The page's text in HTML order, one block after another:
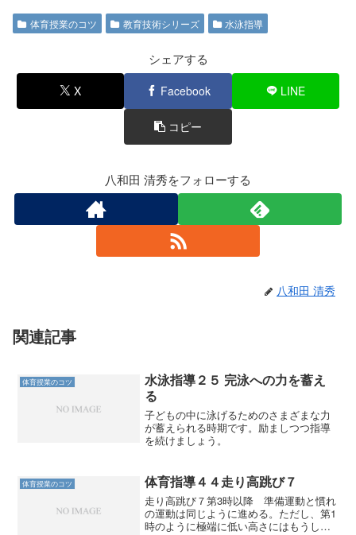
c
e
b
o
tt
er
e
体育授業のコツ 教育技術シリーズ 水泳指導
シェアする
X Facebook LINE
コピー
八和田 清秀をフォローする
八和田 清秀
関連記事
体育授業のコツ
水泳指導２５ 完泳への力を蓄え
る
子どもの中に泳げるためのさまざまな力
が蓄えられる時期です。励ましつつ指導
を続けましょう。
体育授業のコツ 体育指導４４走り高跳び７
走り高跳び７第3時以降 準備運動と慣れ
の運動は同じように進める。ただし、第1
時のように極端に低い高さにはもうしな